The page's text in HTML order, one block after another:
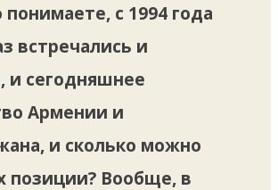
с 1994 года
встречались и
и сегодняшнее
Армении и
и сколько можно
позиции? Вообще, в